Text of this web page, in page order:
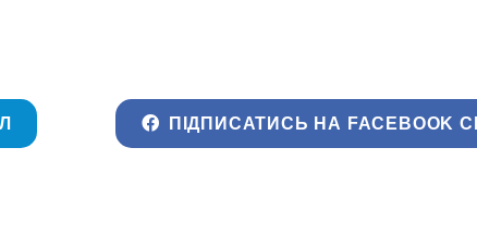
ПІДПИСАТИСЬ НА FACEBOOK